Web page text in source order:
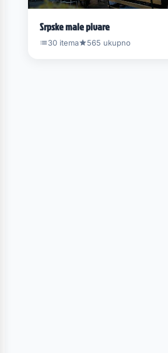
Srpske male pivare
30 itema 565 ukupno